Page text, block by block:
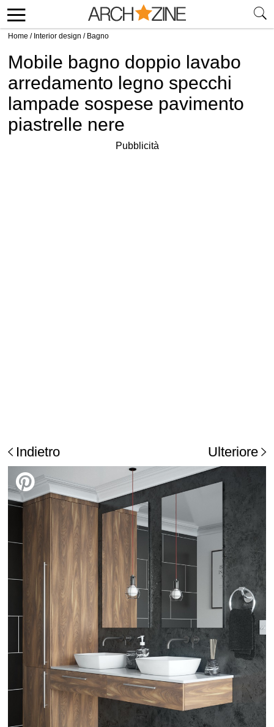
Home / Interior design / Bagno
Mobile bagno doppio lavabo
arredamento legno specchi
lampade sospese pavimento
piastrelle nere
Pubblicità
Indietro Ulteriore